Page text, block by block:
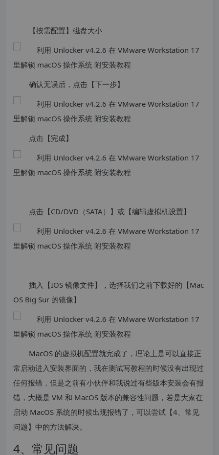
【按需配置】磁盘大小
确认无误后，点击【下一步】
点击【完成】
点击【CD/DVD（SATA）】或【编辑虚拟机设置】
插入【IOS 镜像文件】，选择我们之前下载好的【Mac
OS Big Sur 的镜像】
MacOS 的虚拟机配置就完成了，理论上是可以直接正
常启动进入安装界面的，我在测试写教程的时候没有出现过
任何报错，但是之前有小伙伴和我说过有些版本安装会有报
错，大概是 VM 和 MacOS 版本的兼容性问题，若是大家在
启动 MacOS 系统的时候出现报错了，可以尝试【4、常见
问题】中的方法解决。
4、常见问题